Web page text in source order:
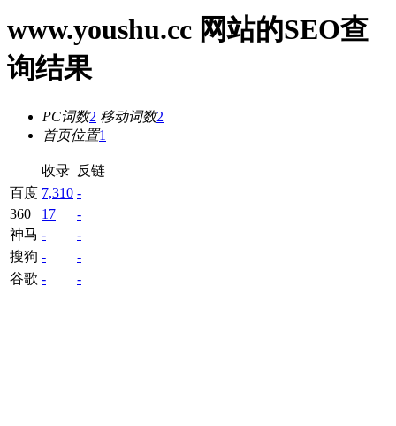
www.youshu.cc 网站的SEO查
询结果
PC词数2 移动词数2
首页位置1
收录 反链
百度 7,310 -
360
17
-
神马 -
-
搜狗 -
-
谷歌 - -